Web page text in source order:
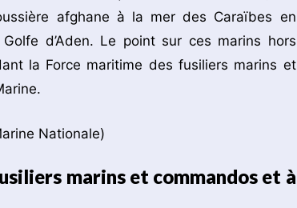
afghane à la mer des Caraïbes en
d’Aden. Le point sur ces marins hors
la Force maritime des fusiliers marins et
marins et commandos et à